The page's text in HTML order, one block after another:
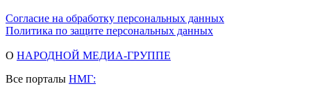
Согласие на обработку персональных данных
Политика по защите персональных данных
О НАРОДНОЙ МЕДИА-ГРУППЕ
Все порталы НМГ: